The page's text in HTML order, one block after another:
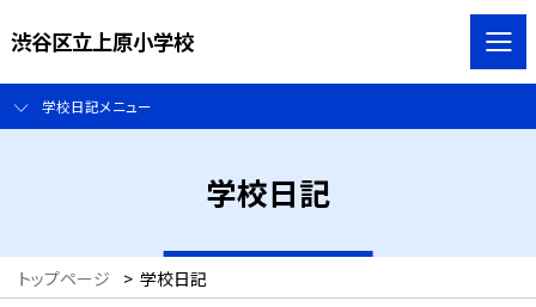
渋谷区立上原小学校
学校日記メニュー
学校日記
トップページ > 学校日記